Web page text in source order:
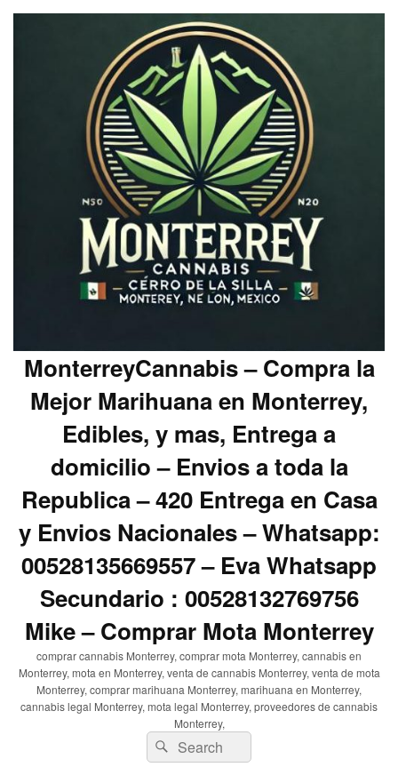
MonterreyCannabis – Compra la
Mejor Marihuana en Monterrey,
Edibles, y mas, Entrega a
domicilio – Envios a toda la
Republica – 420 Entrega en Casa
y Envios Nacionales – Whatsapp:
00528135669557 – Eva Whatsapp
Secundario : 00528132769756
Mike – Comprar Mota Monterrey
comprar cannabis Monterrey, comprar mota Monterrey, cannabis en
Monterrey, mota en Monterrey, venta de cannabis Monterrey, venta de mota
Monterrey, comprar marihuana Monterrey, marihuana en Monterrey,
cannabis legal Monterrey, mota legal Monterrey, proveedores de cannabis
Monterrey,
Search
for:
Search